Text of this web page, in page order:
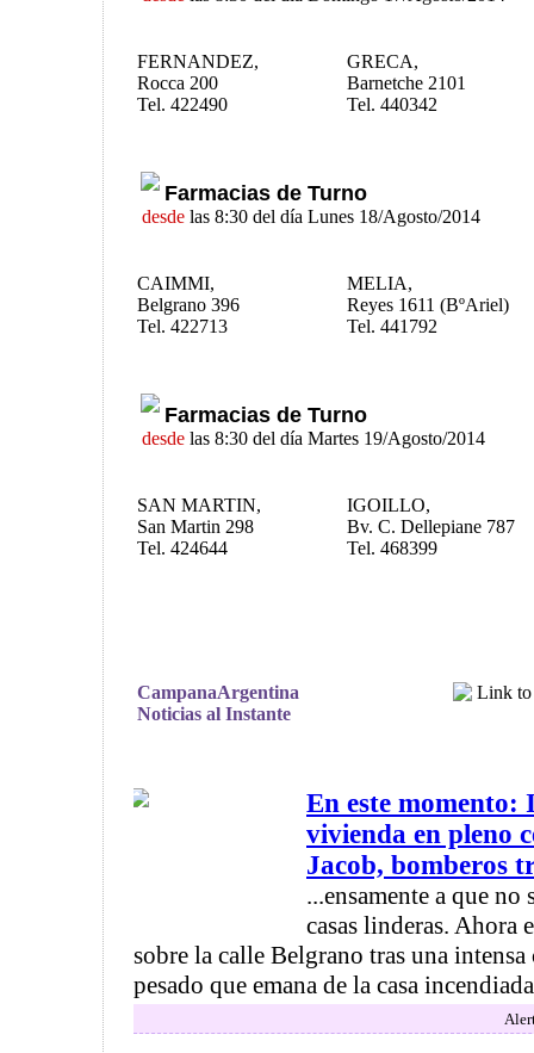
FERNANDEZ,
Rocca 200
Tel. 422490
GRECA,
Barnetche 2101
Tel. 440342
Farmacias de Turno
desde las 8:30 del día Lunes 18/Agosto/2014
CAIMMI,
Belgrano 396
Tel. 422713
MELIA,
Reyes 1611 (BºAriel)
Tel. 441792
Farmacias de Turno
desde las 8:30 del día Martes 19/Agosto/2014
SAN MARTIN,
San Martin 298
Tel. 424644
IGOILLO,
Bv. C. Dellepiane 787
Tel. 468399
CampanaArgentina
Noticias al Instante
En este momento:
vivienda en pleno
Jacob, bomberos
...ensamente a que
casas linderas. Ahora
sobre la calle Belgrano tras una
pesado que emana de la casa